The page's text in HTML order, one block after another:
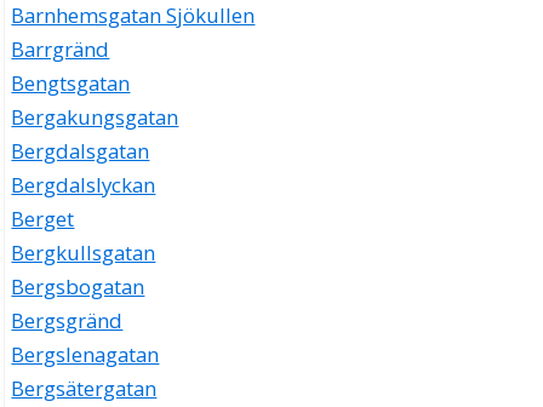
Barnhemsgatan Sjökullen
Barrgränd
Bengtsgatan
Bergakungsgatan
Bergdalsgatan
Bergdalslyckan
Berget
Bergkullsgatan
Bergsbogatan
Bergsgränd
Bergslenagatan
Bergsätergatan